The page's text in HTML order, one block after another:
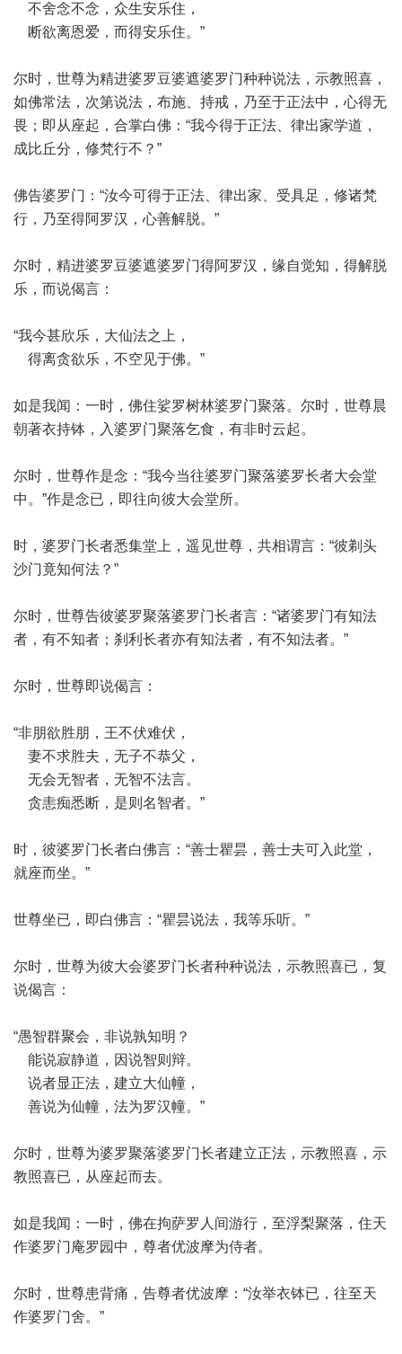
不舍念不念，众生安乐住，
断欲离恩爱，而得安乐住。”
尔时，世尊为精进婆罗豆婆遮婆罗门种种说法，示教照喜，
如佛常法，次第说法，布施、持戒，乃至于正法中，心得无
畏；即从座起，合掌白佛：“我今得于正法、律出家学道，
成比丘分，修梵行不？”
佛告婆罗门：“汝今可得于正法、律出家、受具足，修诸梵
行，乃至得阿罗汉，心善解脱。”
尔时，精进婆罗豆婆遮婆罗门得阿罗汉，缘自觉知，得解脱
乐，而说偈言：
“我今甚欣乐，大仙法之上，
得离贪欲乐，不空见于佛。”
如是我闻：一时，佛住娑罗树林婆罗门聚落。尔时，世尊晨
朝著衣持钵，入婆罗门聚落乞食，有非时云起。
尔时，世尊作是念：“我今当往婆罗门聚落婆罗长者大会堂
中。”作是念已，即往向彼大会堂所。
时，婆罗门长者悉集堂上，遥见世尊，共相谓言：“彼剃头
沙门竟知何法？”
尔时，世尊告彼婆罗聚落婆罗门长者言：“诸婆罗门有知法
者，有不知者；刹利长者亦有知法者，有不知法者。”
尔时，世尊即说偈言：
“非朋欲胜朋，王不伏难伏，
妻不求胜夫，无子不恭父，
无会无智者，无智不法言。
贪恚痴悉断，是则名智者。”
时，彼婆罗门长者白佛言：“善士瞿昙，善士夫可入此堂，
就座而坐。”
世尊坐已，即白佛言：“瞿昙说法，我等乐听。”
尔时，世尊为彼大会婆罗门长者种种说法，示教照喜已，复
说偈言：
“愚智群聚会，非说孰知明？
能说寂静道，因说智则辩。
说者显正法，建立大仙幢，
善说为仙幢，法为罗汉幢。”
尔时，世尊为婆罗聚落婆罗门长者建立正法，示教照喜，示
教照喜已，从座起而去。
如是我闻：一时，佛在拘萨罗人间游行，至浮梨聚落，住天
作婆罗门庵罗园中，尊者优波摩为侍者。
尔时，世尊患背痛，告尊者优波摩：“汝举衣钵已，往至天
作婆罗门舍。”